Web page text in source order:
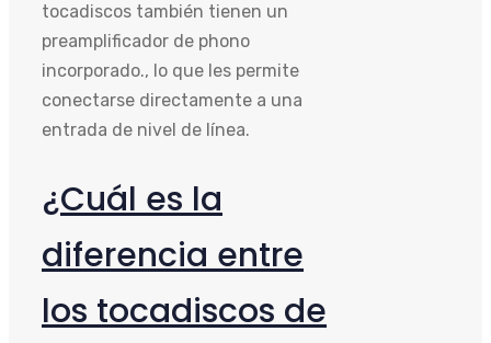
tocadiscos también tienen un
preamplificador de phono
incorporado., lo que les permite
conectarse directamente a una
entrada de nivel de línea.
¿Cuál es la
diferencia entre
los tocadiscos de